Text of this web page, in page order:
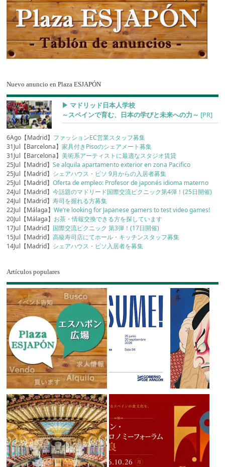
Nuevo anuncio en Plaza ESJAPÓN
▶︎ マドリッド日本人学校
～スペインで育む、日本の学びと未来への力～ [PR]
6Ago【Madrid】 ファッションEC営業スタッフ募集
31Jul【Barcelona】家具付きPisoのシェアメート募集
31Jul【Barcelona】美術系アーティストに最適なスタジオ賃貸
25Jul【Madrid】Se alquila apartamento exterior en zona Pacifico
25Jul【Madrid】 シェアハウス・ピソ 9月からの入居者募集
25Jul【Madrid】Oferta de empleo: Profesor de japonés idioma materno
24Jul【Madrid】今話題のマドリード国際交流ピクニック第4弾！(25日開催)
24Jul【Madrid】寿司を握れる方募集
22Jul【Málaga】We’re looking for Japanese gamers to test video games!
20Jul【Málaga】 お茶・情報交換できる方を探しています
17Jul【Madrid】 国際交流ピクニック 第3弾！(17日開催)
15Jul【Madrid】高級寿司店にてホール・キッチンスタッフ募集
14Jul【Madrid】 シェアハウス・ピソ入居者を募集
Artículos populares